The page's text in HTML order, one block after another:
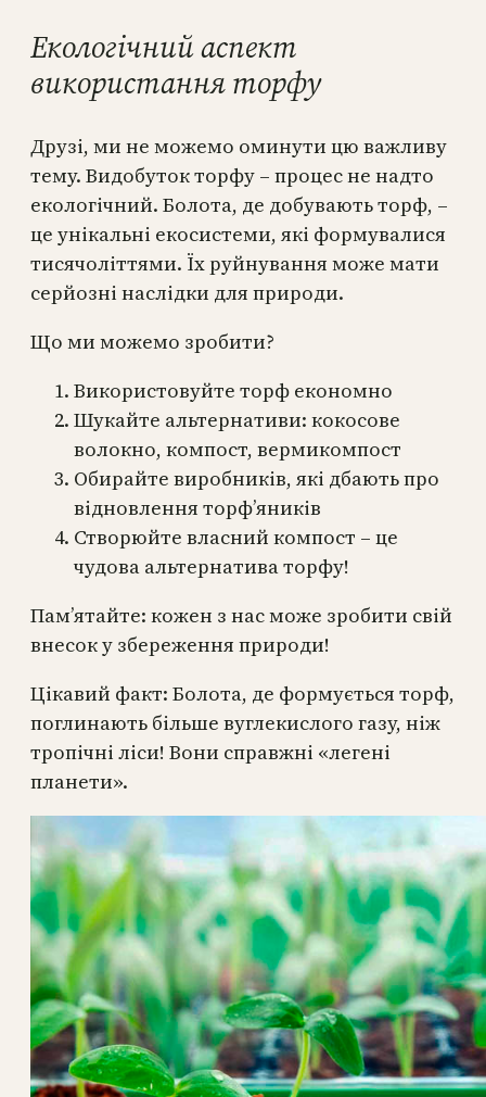
Екологічний аспект
використання торфу
Друзі, ми не можемо оминути цю важливу
тему. Видобуток торфу – процес не надто
екологічний. Болота, де добувають торф, –
це унікальні екосистеми, які формувалися
тисячоліттями. Їх руйнування може мати
серйозні наслідки для природи.
Що ми можемо зробити?
Використовуйте торф економно
Шукайте альтернативи: кокосове
волокно, компост, вермикомпост
Обирайте виробників, які дбають про
відновлення торф’яників
Створюйте власний компост – це
чудова альтернатива торфу!
Пам’ятайте: кожен з нас може зробити свій
внесок у збереження природи!
Цікавий факт: Болота, де формується торф,
поглинають більше вуглекислого газу, ніж
тропічні ліси! Вони справжні «легені
планети».